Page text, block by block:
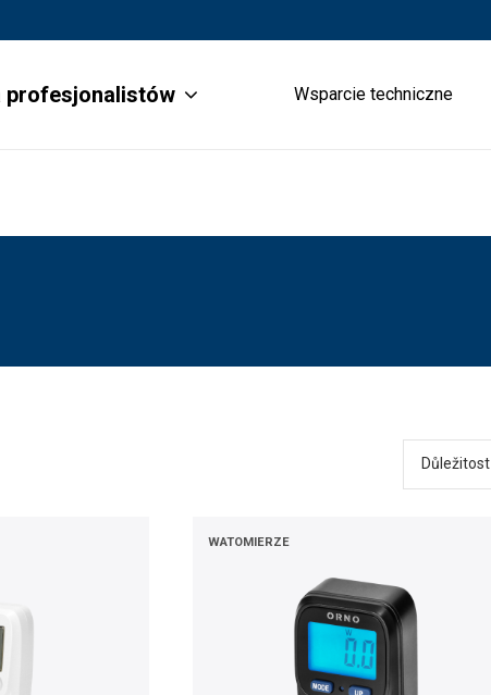
profesjonalistów Wsparcie techniczne
Důležitost
WATOMIERZE